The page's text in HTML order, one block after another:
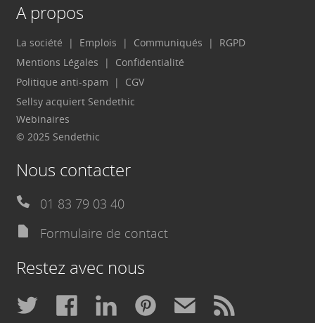
A propos
La société Emplois Communiqués
RGPD
Mentions Légales
Confidentialité
Politique anti-spam
CGV
Sellsy acquiert Sendethic
Webinaires
© 2025 Sendethic
Nous contacter
01 83 79 03 40
Formulaire de contact
Restez avec nous